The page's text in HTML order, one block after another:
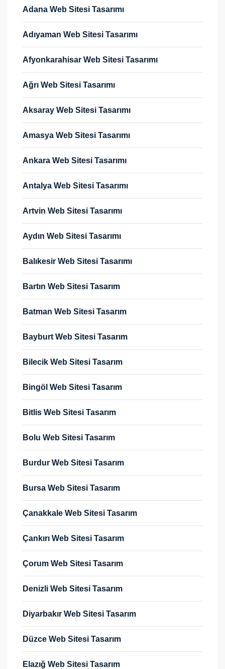
Adana Web Sitesi Tasarımı
Adıyaman Web Sitesi Tasarımı
Afyonkarahisar Web Sitesi Tasarımı
Ağrı Web Sitesi Tasarımı
Aksaray Web Sitesi Tasarımı
Amasya Web Sitesi Tasarımı
Ankara Web Sitesi Tasarımı
Antalya Web Sitesi Tasarımı
Artvin Web Sitesi Tasarımı
Aydın Web Sitesi Tasarımı
Balıkesir Web Sitesi Tasarımı
Bartın Web Sitesi Tasarım
Batman Web Sitesi Tasarım
Bayburt Web Sitesi Tasarım
Bilecik Web Sitesi Tasarım
Bingöl Web Sitesi Tasarım
Bitlis Web Sitesi Tasarım
Bolu Web Sitesi Tasarım
Burdur Web Sitesi Tasarım
Bursa Web Sitesi Tasarım
Çanakkale Web Sitesi Tasarım
Çankırı Web Sitesi Tasarım
Çorum Web Sitesi Tasarım
Denizli Web Sitesi Tasarım
Diyarbakır Web Sitesi Tasarım
Düzce Web Sitesi Tasarım
Elazığ Web Sitesi Tasarım